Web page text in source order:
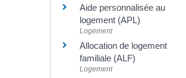
Aide personnalisée au
logement (APL)
Logement
Allocation de logement
familiale (ALF)
Logement